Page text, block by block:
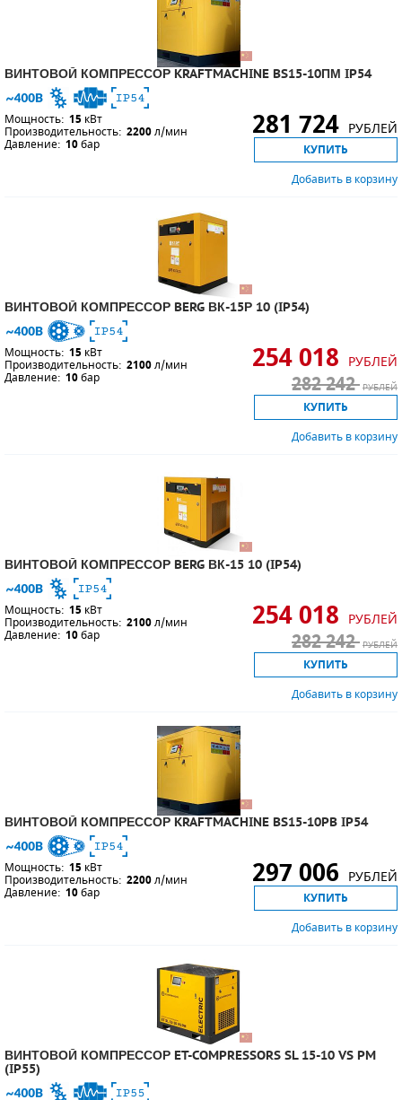
ВИНТОВОЙ КОМПРЕССОР KRAFTMACHINE BS15-10ПМ IP54
Мощность: 15 кВт
Производительность: 2200л/мин
Давление: 10бар
281 724 РУБЛЕЙ
КУПИТЬ
Добавить в корзину
ВИНТОВОЙ КОМПРЕССОР BERG ВК-15Р 10 (IP54)
Мощность: 15 кВт
Производительность: 2100л/мин
Давление: 10бар
254 018 РУБЛЕЙ
282 242 РУБЛЕЙ
КУПИТЬ
Добавить в корзину
ВИНТОВОЙ КОМПРЕССОР BERG ВК-15 10 (IP54)
Мощность: 15 кВт
Производительность: 2100л/мин
Давление: 10бар
254 018 РУБЛЕЙ
282 242 РУБЛЕЙ
КУПИТЬ
Добавить в корзину
ВИНТОВОЙ КОМПРЕССОР KRAFTMACHINE BS15-10PB IP54
Мощность: 15 кВт
Производительность: 2200л/мин
Давление: 10бар
297 006 РУБЛЕЙ
КУПИТЬ
Добавить в корзину
ВИНТОВОЙ КОМПРЕССОР ET-COMPRESSORS SL 15-10 VS PM
(IP55)